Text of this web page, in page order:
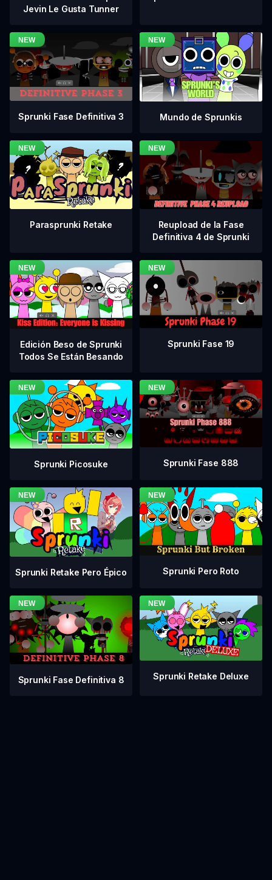
Jevin Le Gusta Tunner
Sprunki Fase Definitiva 3 Mundo de Sprunkis
Parasprunki Retake
Reupload de la Fase
Definitiva 4 de Sprunki
Edición Beso de Sprunki
Todos Se Están Besando
Sprunki Fase 19
Sprunki Picosuke Sprunki Fase 888
Sprunki Retake Pero Épico Sprunki Pero Roto
Sprunki Fase Definitiva 8 Sprunki Retake Deluxe